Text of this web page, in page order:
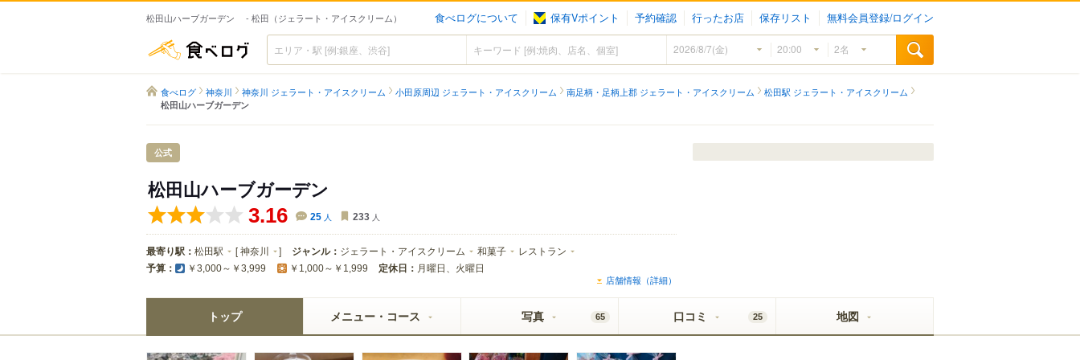
松田山ハーブガーデン - 松田（ジェラート・アイスクリーム） 食べログについて 保有Vポイント 予約確認 行ったお店 保存リスト 無料会員登録/ログイン
食べログ
食べログ 神奈川 神奈川 ジェラート・アイスクリーム 小田原周辺 ジェラート・アイスクリーム 南足柄・足柄上郡 ジェラート・アイスクリーム 松田駅 ジェラート・アイスクリーム
松田山ハーブガーデン
公式
松田山ハーブガーデン
3.16 25 人 233 人
最寄り駅： 松田駅 [神奈川 ] ジャンル： ジェラート・アイスクリーム 和菓子 レストラン
予算： ￥3,000～￥3,999 ￥1,000～￥1,999 定休日： 月曜日、火曜日
店舗情報（詳細）
トップ メニュー・コース 写真 65 口コミ 25 地図